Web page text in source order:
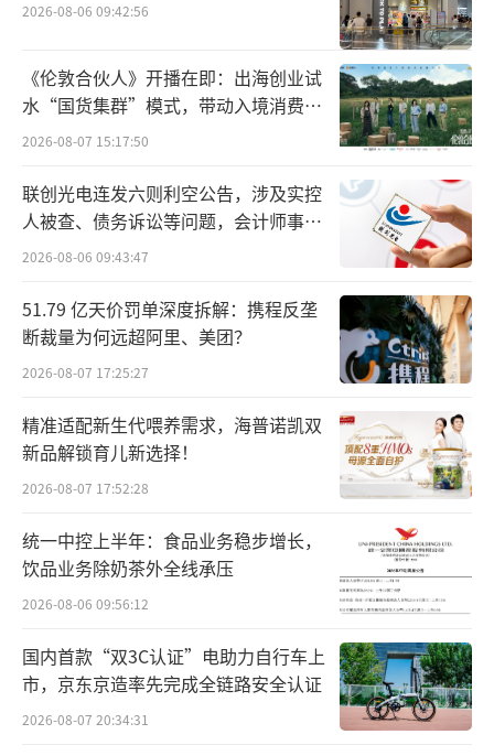
东来联营餐饮擀面皮加工场所卫生环境较差的
问题。胖东来接到顾客反馈后，立即要求新乡
两店餐饮部所有的联营商户档口进行关停，并
成立调查小组结合餐饮部门主管对此事进行严
格调查落实。
度及工作标准，其中包括：建立食品安全监督
举报奖励机制，对于能够提供涉及胖东来食品
安全问题有效线索的，一经查证属实，给予当
事人奖励，同时我们将对当事人的相关信息予
以保密。
2026-08-06 09:42:56
《伦敦合伙人》开播在即：出海创业试
水“国货集群”模式，带动入境消费反
向种草
2026-08-07 15:17:50
联创光电连发六则利空公告，涉及实控
人被查、债务诉讼等问题，会计师事务
所曾出具“保留意见”
2026-08-06 09:43:47
51.79 亿天价罚单深度拆解：携程反垄
断裁量为何远超阿里、美团？
2026-08-07 17:25:27
精准适配新生代喂养需求，海普诺凯双
新品解锁育儿新选择！
2026-08-07 17:52:28
统一中控上半年：食品业务稳步增长，
饮品业务除奶茶外全线承压
2026-08-06 09:56:12
国内首款“双3C认证”电助力自行车上
市，京东京造率先完成全链路安全认证
2026-08-07 20:34:31